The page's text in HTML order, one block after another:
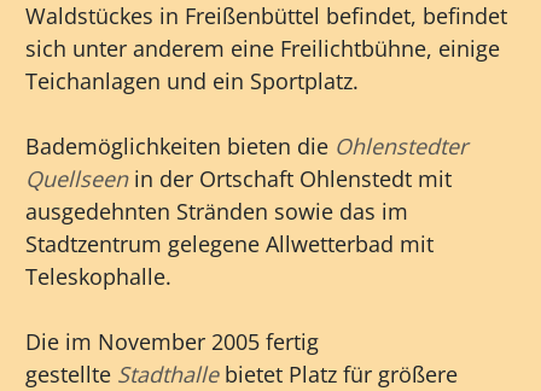
Waldstückes in Freißenbüttel befindet, befindet
sich unter anderem eine Freilichtbühne, einige
Teichanlagen und ein Sportplatz.
Bademöglichkeiten bieten die Ohlenstedter
Quellseenin der Ortschaft Ohlenstedt mit
ausgedehnten Stränden sowie das im
Stadtzentrum gelegene Allwetterbad mit
Teleskophalle.
Die im November 2005 fertig
gestellte Stadthallebietet Platz für größere